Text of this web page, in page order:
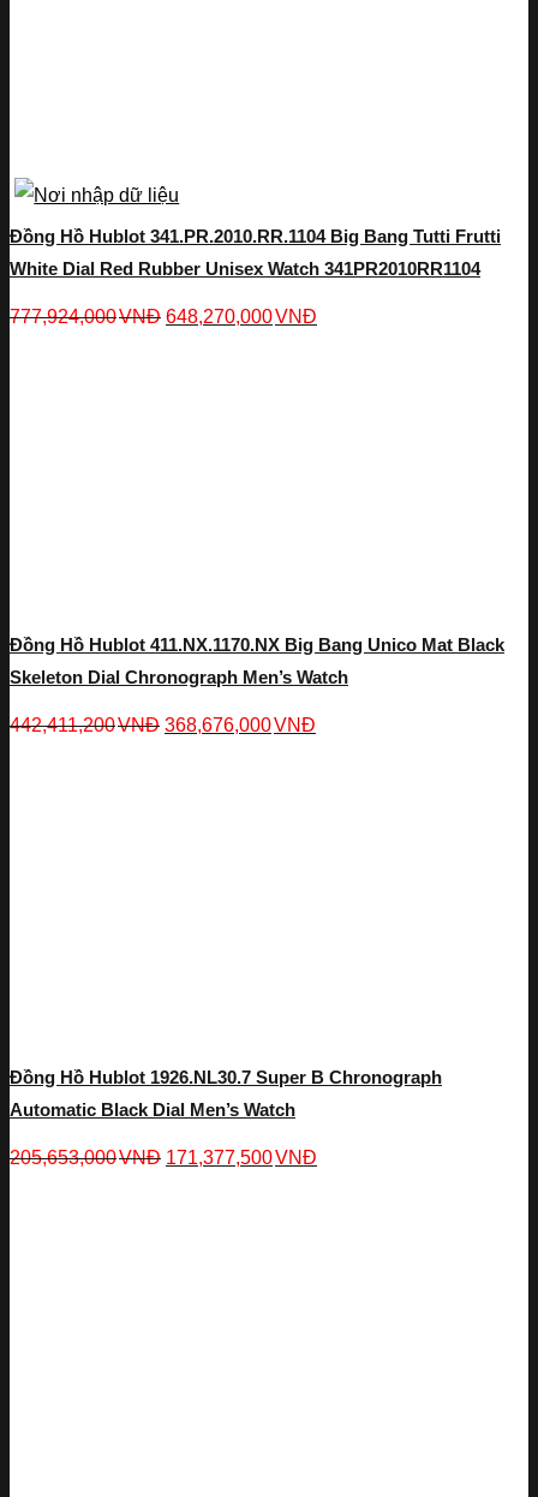
Đồng Hồ Hublot 341.PR.2010.RR.1104 Big Bang Tutti Frutti
White Dial Red Rubber Unisex Watch 341PR2010RR1104
777,924,000VNĐ 648,270,000VNĐ
Đồng Hồ Hublot 411.NX.1170.NX Big Bang Unico Mat Black
Skeleton Dial Chronograph Men’s Watch
442,411,200VNĐ 368,676,000VNĐ
Đồng Hồ Hublot 1926.NL30.7 Super B Chronograph
Automatic Black Dial Men’s Watch
205,653,000VNĐ 171,377,500VNĐ